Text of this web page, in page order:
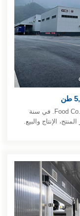
نبذة مختصرة عن العميل: أنشأت شركة ***Food Co., Ltd. في سنة